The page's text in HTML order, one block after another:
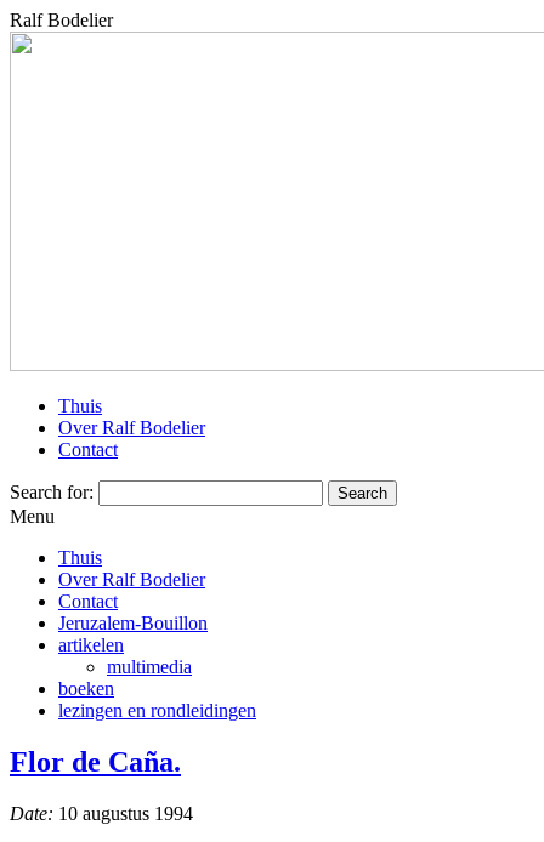
Ralf Bodelier
Thuis
Over Ralf Bodelier
Contact
Search for:
Menu
Thuis
Over Ralf Bodelier
Contact
Jeruzalem-Bouillon
artikelen
multimedia
boeken
lezingen en rondleidingen
Flor de Caña.
Date: 10 augustus 1994